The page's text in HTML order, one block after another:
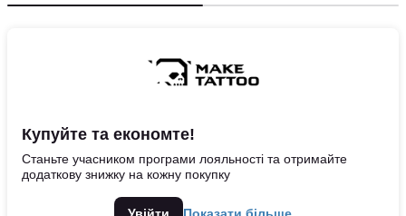
Купуйте та економте!
Станьте учасником програми лояльності та отримайте
додаткову знижку на кожну покупку